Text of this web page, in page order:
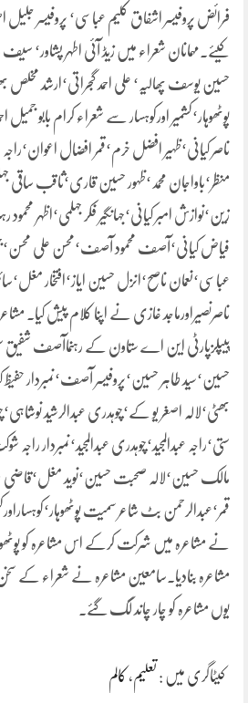
فرائض پروفیسر اشفاق کلیم عباسی‘ پروفیسر جلیل
کیئے۔مہمانان شعراء میں زیڈ آئی اطہر پشاور‘ سیف
حسین یوسف پھالیہ‘ علی احمد گجراتی‘ارشد مخلص
پوٹھوہار‘کشمیر اورکوہسار سے شعراء کرام بابو
ناصر کیانی‘ظہیر افضل خرم‘قمر افضال اعوان‘راجہ
منظر‘باواجان محمد‘ظہور حسین قاری‘ثاقب
زین‘نوازش امبر کیانی‘جہانگیر فکر جہلمی‘اظہر محمود
فیاض کیانی‘آصف محمود آصف‘محسن علی
عباسی‘نعمان ناصح‘انزل حسین ایاز‘افتخار
ناصرنصیراورماجد غازی نے اپنا کلام پیش کیا۔
پیپلزپارٹی این اے ستاون کے رہنماآصف شفیق
حسین‘سید طاہر حسین‘پروفیسر آصف‘نمبردار حفیظ
بھٹی‘لالہ اصغر یو کے‘چوہدری عبدالرشید
ستی‘راجہ عبدالمجید‘چوہدری عبدالمجید‘نمبردار
مالک حسین‘لالہ صحبت حسین‘نوید مغل‘قاضی
قمر‘عبدالرحمن بٹ شاعر سمیت
نے مشاعرہ میں شرکت کرکے اس مشاعرہ کو
مشاعرہ بنادیا۔سامعین مشاعرہ نے شعراء کے
یوں مشاعرہ کو چار چاند لگ گئے۔
کیٹاگری میں : تعلیم ، کالم